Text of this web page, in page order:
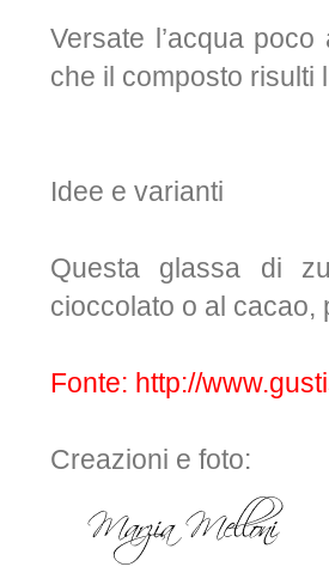
Versate l’acqua
che il composto risulti
Idee e varianti
Questa glassa di
cioccolato o al cacao,
Fonte: http://
Creazioni e foto: